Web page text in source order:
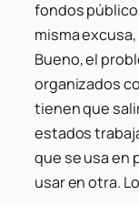
fondos
misma excusa,
Bueno, el
organizados
tienen que
estados
que se usa en
usar en otra.